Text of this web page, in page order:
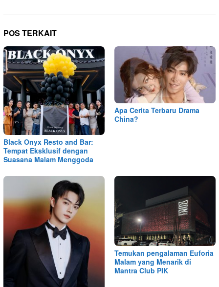
POS TERKAIT
Black Onyx Resto and Bar:
Tempat Eksklusif dengan
Suasana Malam Menggoda
Apa Cerita Terbaru Drama
China?
Temukan pengalaman Euforia
Malam yang Menarik di
Mantra Club PIK